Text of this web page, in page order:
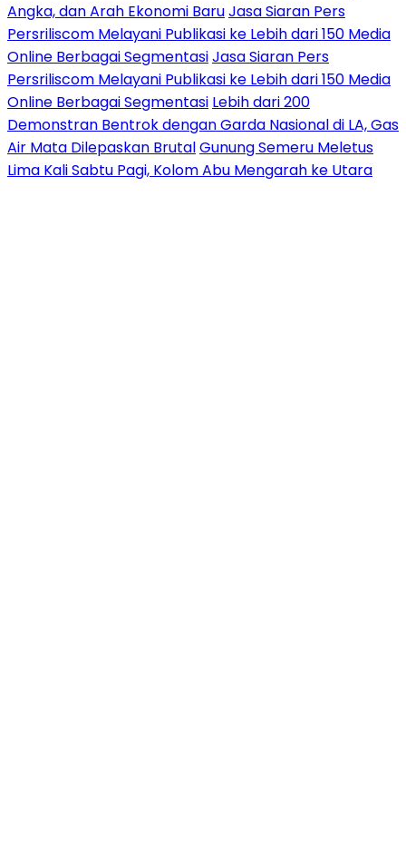
Angka, dan Arah Ekonomi BaruJasa Siaran Pers
Persriliscom Melayani Publikasi ke Lebih dari 150 Media
Online Berbagai SegmentasiJasa Siaran Pers
Persriliscom Melayani Publikasi ke Lebih dari 150 Media
Online Berbagai Segmentasi Lebih dari 200
Demonstran Bentrok dengan Garda Nasional di LA, Gas
Air Mata Dilepaskan BrutalGunung Semeru Meletus
Lima Kali Sabtu Pagi, Kolom Abu Mengarah ke Utara